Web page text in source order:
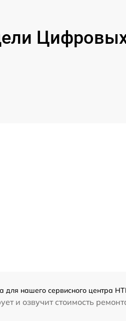
нашего сервисного центра
и озвучит стоимость